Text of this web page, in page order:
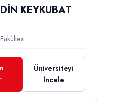
KEYKUBAT
Üniversiteyi
İncele